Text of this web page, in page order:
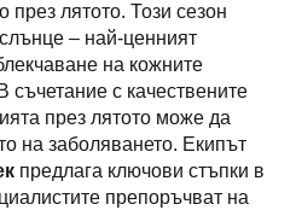
лятото. Този сезон
– най-ценният
на кожните
съчетание с качествените
през лятото може да
на заболяването. Екипът
предлага ключови стъпки в
препоръчват на